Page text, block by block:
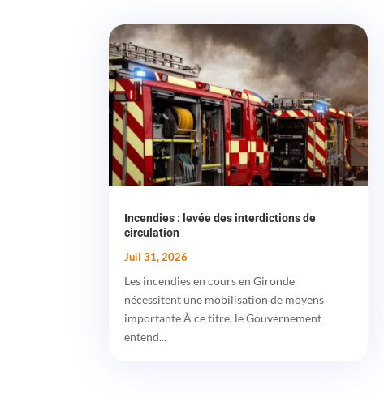
Incendies : levée des interdictions de
circulation
Juil 31, 2026
Les incendies en cours en Gironde
nécessitent une mobilisation de moyens
importante À ce titre, le Gouvernement
entend...